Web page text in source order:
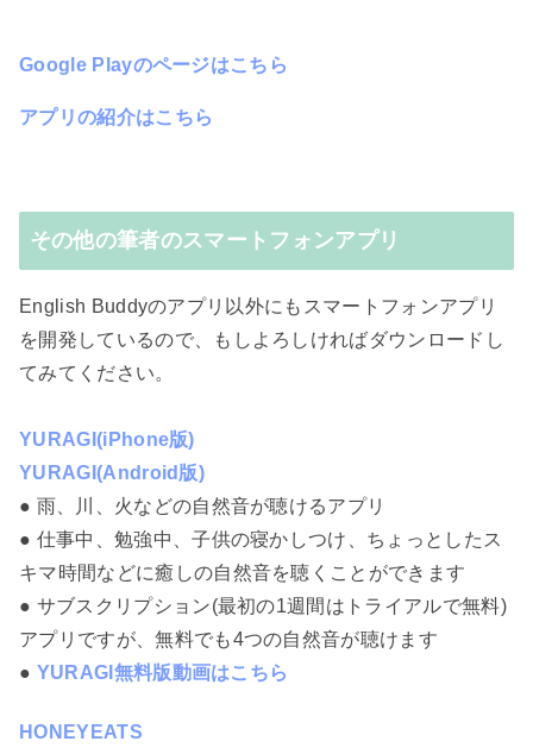
Google Playのページはこちら
アプリの紹介はこちら
その他の筆者のスマートフォンアプリ
English Buddyのアプリ以外にもスマートフォンアプリ
を開発しているので、もしよろしければダウンロードし
てみてください。
YURAGI(iPhone版)
YURAGI(Android版)
● 雨、川、火などの自然音が聴けるアプリ
● 仕事中、勉強中、子供の寝かしつけ、ちょっとしたス
キマ時間などに癒しの自然音を聴くことができます
● サブスクリプション(最初の1週間はトライアルで無料)
アプリですが、無料でも4つの自然音が聴けます
● YURAGI無料版動画はこちら
HONEYEATS